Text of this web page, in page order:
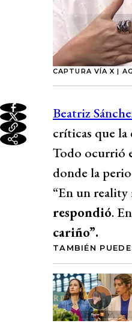
CAPTURA VÍA X |
Beatriz
críticas que
Todo ocurrió
donde la
“En un reality
respondió.
cariño”.
TAMBIÉN